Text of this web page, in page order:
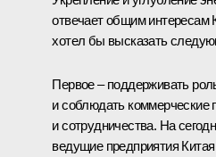
отвечает общим интересам
хотел бы высказать
Первое – поддерживать
и соблюдать коммерческие
и сотрудничества. На
ведущие предприятия